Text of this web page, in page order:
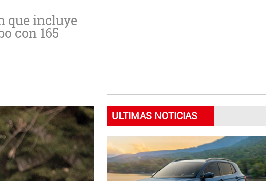
que incluye
con 165
ULTIMAS NOTICIAS